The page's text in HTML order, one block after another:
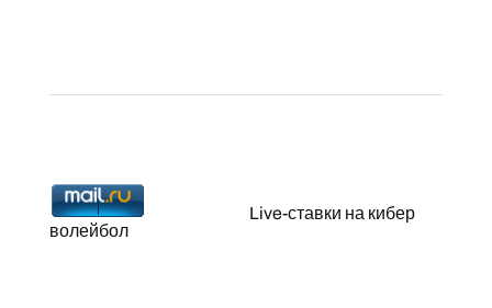
Live-ставки на кибер
волейбол